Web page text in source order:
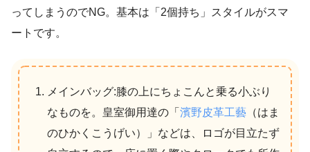
ってしまうのでNG。基本は「2個持ち」スタイルがスマ
ートです。
メインバッグ:膝の上にちょこんと乗る小ぶり
なものを。皇室御用達の「 濱野皮革工藝 （はま
のひかくこうげい）」などは、ロゴが目立たず